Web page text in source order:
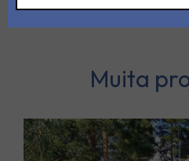
Muita